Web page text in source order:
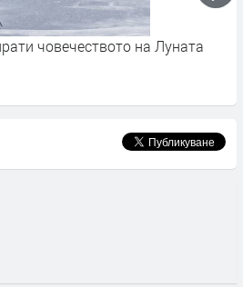
човечеството на Луната